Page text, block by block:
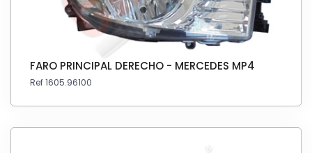
FARO PRINCIPAL DERECHO - MERCEDES MP4
Ref 1605.96100